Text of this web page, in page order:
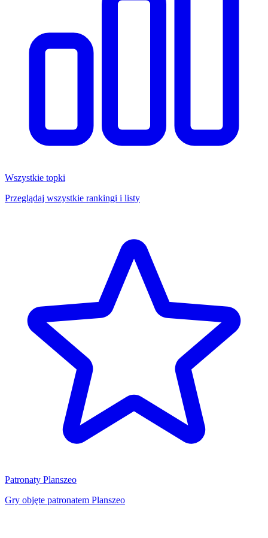
Wszystkie topki
Przeglądaj wszystkie rankingi i listy
Patronaty Planszeo
Gry objęte patronatem Planszeo